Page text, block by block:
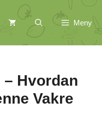
Meny
Hvordan
Vakre